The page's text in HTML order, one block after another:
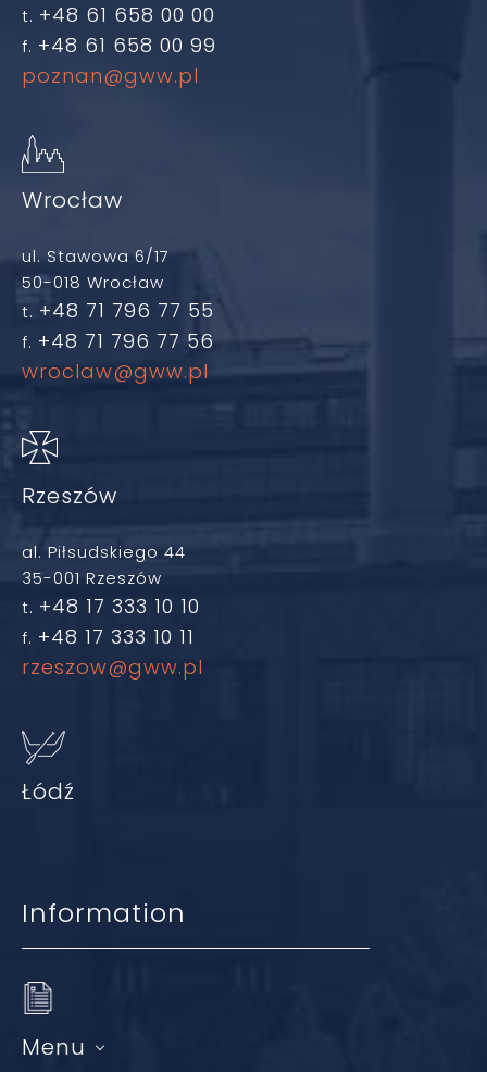
t. +48 61 658 00 00
f. +48 61 658 00 99
poznan@gww.pl
Wrocław
ul. Stawowa 6/17
50-018 Wrocław
t. +48 71 796 77 55
f. +48 71 796 77 56
wroclaw@gww.pl
Rzeszów
al. Piłsudskiego 44
35-001 Rzeszów
t. +48 17 333 10 10
f. +48 17 333 10 11
rzeszow@gww.pl
Łódź
Information
Menu